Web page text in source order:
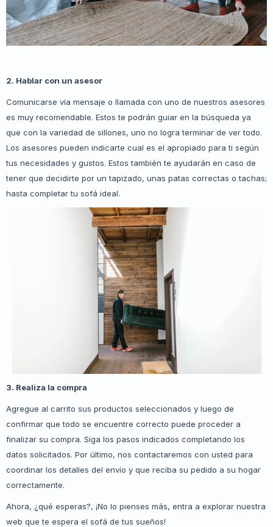
2. Hablar con un asesor
Comunicarse vía mensaje o llamada con uno de nuestros asesores
es muy recomendable. Estos te podrán guiar en la búsqueda ya
que con la variedad de sillones, uno no logra terminar de ver todo.
Los asesores pueden indicarte cual es el apropiado para ti según
tus necesidades y gustos. Estos también te ayudarán en caso de
tener que decidirte por un tapizado, unas patas correctas o tachas;
hasta completar tu sofá ideal.
3. Realiza la compra
Agregue al carrito sus productos seleccionados y luego de
confirmar que todo se encuentre correcto puede proceder a
finalizar su compra. Siga los pasos indicados completando los
datos solicitados. Por último, nos contactaremos con usted para
coordinar los detalles del envío y que reciba su pedido a su hogar
correctamente.
Ahora, ¿qué esperas?, ¡No lo pienses más, entra a explorar nuestra
web que te espera el sofá de tus sueños!